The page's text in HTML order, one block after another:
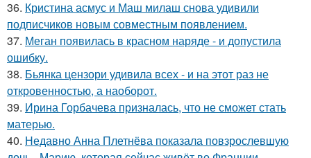
36. Кристина асмус и Маш милаш снова удивили
подписчиков новым совместным появлением.
37. Меган появилась в красном наряде - и допустила
ошибку.
38. Бьянка цензори удивила всех - и на этот раз не
откровенностью, а наоборот.
39. Ирина Горбачева призналась, что не сможет стать
матерью.
40. Недавно Анна Плетнёва показала повзрослевшую